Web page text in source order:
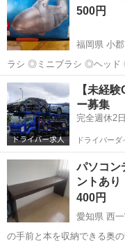
500円
福岡県 小
ラシ ◎ミニブラシ ◎ヘッ
…福岡 小郡市 生活家電
【未経
ー募集
完全週休2
ドライバーダ
パソコ
ントあり
400円
愛知県 西
の手前と本を収納できる奥